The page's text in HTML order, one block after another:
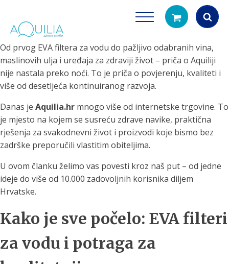
search
Od prvog EVA filtera za vodu do pažljivo odabranih vina,
maslinovih ulja i uređaja za zdraviji život – priča o Aquiliji
nije nastala preko noći. To je priča o povjerenju, kvaliteti i
više od desetljeća kontinuiranog razvoja.
Danas je Aquilia.hr mnogo više od internetske trgovine. To
je mjesto na kojem se susreću zdrave navike, praktična
rješenja za svakodnevni život i proizvodi koje bismo bez
zadrške preporučili vlastitim obiteljima.
U ovom članku želimo vas povesti kroz naš put – od jedne
ideje do više od 10.000 zadovoljnih korisnika diljem
Hrvatske.
Kako je sve počelo: EVA filteri
za vodu i potraga za
Tuš glave
filtriranje vode za tuširanje
Vrčevi za
Potpuno prijenosno
čistu vodu za